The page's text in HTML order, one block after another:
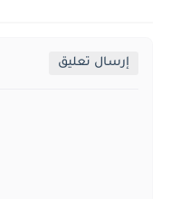
إرسال تعليق